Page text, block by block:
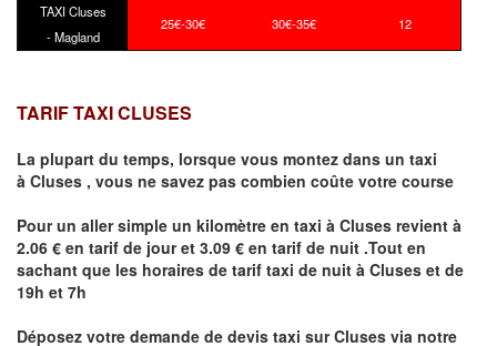
TAXI Cluses
- Magland
25€-30€ 30€-35€ 12
TARIF TAXI CLUSES
La plupart du temps, lorsque vous montez dans un taxi
à Cluses , vous ne savez pas combien coûte votre course
Pour un aller simple un kilomètre en taxi à Cluses revient à
2.06 € en tarif de jour et 3.09 € en tarif de nuit .Tout en
sachant que les horaires de tarif taxi de nuit à Cluses et de
19h et 7h
Déposez votre demande de devis taxi surCluses via notre